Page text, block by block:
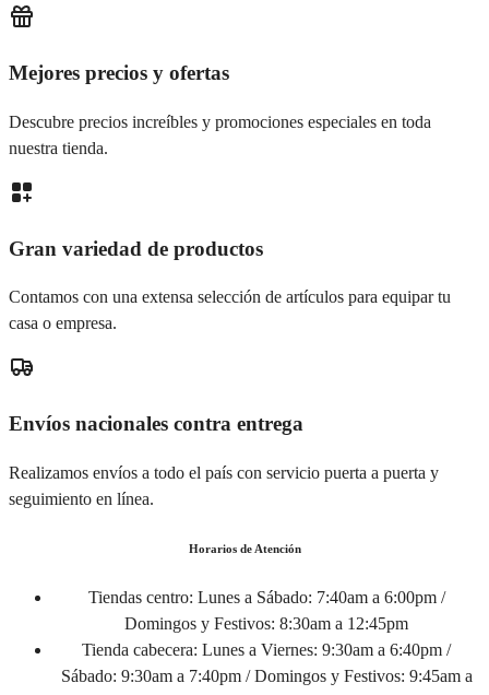
Mejores precios y ofertas
Descubre precios increíbles y promociones especiales en toda
nuestra tienda.
Gran variedad de productos
Contamos con una extensa selección de artículos para equipar tu
casa o empresa.
Envíos nacionales contra entrega
Realizamos envíos a todo el país con servicio puerta a puerta y
seguimiento en línea.
Horarios de Atención
Tiendas centro: Lunes a Sábado: 7:40am a 6:00pm /
Domingos y Festivos: 8:30am a 12:45pm
Tienda cabecera: Lunes a Viernes: 9:30am a 6:40pm /
Sábado: 9:30am a 7:40pm / Domingos y Festivos: 9:45am a